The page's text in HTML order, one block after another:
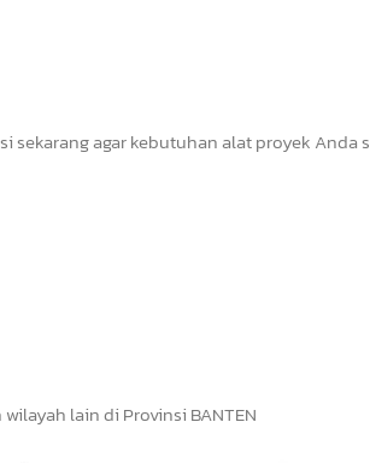
sekarang agar kebutuhan alat proyek Anda
wilayah lain di Provinsi BANTEN